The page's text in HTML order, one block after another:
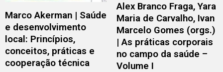
Marco Akerman | Saúde
e desenvolvimento
local: Princípios,
conceitos, práticas e
cooperação técnica
Alex Branco Fraga, Yara
Maria de Carvalho, Ivan
Marcelo Gomes (orgs.)
| As práticas corporais
no campo da saúde –
Volume I